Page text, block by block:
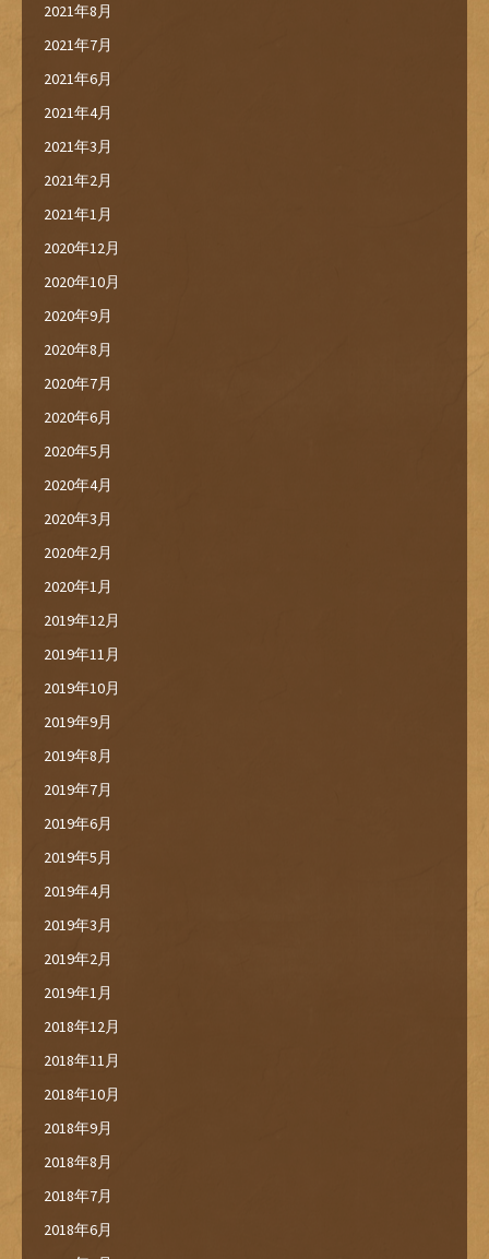
2021年8月
2021年7月
2021年6月
2021年4月
2021年3月
2021年2月
2021年1月
2020年12月
2020年10月
2020年9月
2020年8月
2020年7月
2020年6月
2020年5月
2020年4月
2020年3月
2020年2月
2020年1月
2019年12月
2019年11月
2019年10月
2019年9月
2019年8月
2019年7月
2019年6月
2019年5月
2019年4月
2019年3月
2019年2月
2019年1月
2018年12月
2018年11月
2018年10月
2018年9月
2018年8月
2018年7月
2018年6月